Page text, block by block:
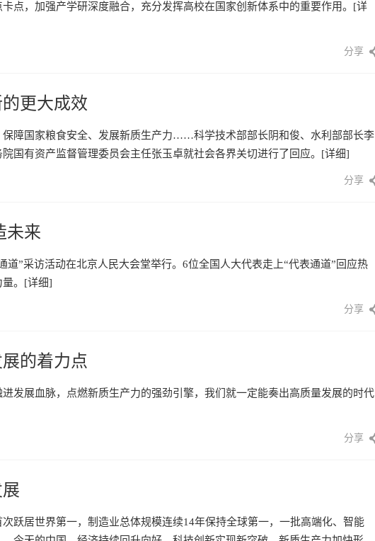
点，加强产学研深度融合，充分发挥高校在国家创新体系中的重要作用。 [详
分享
更大成效
障国家粮食安全、发展新质生产力……科学技术部部长阴和俊、水利部部长李
国有资产监督管理委员会主任张玉卓就社会各界关切进行了回应。 [详细]
分享
未来
道”采访活动在北京人民大会堂举行。6位全国人大代表走上“代表通道”回应热
。 [详细]
分享
的着力点
发展血脉，点燃新质生产力的强劲引擎，我们就一定能奏出高质量发展的时代
分享
跃居世界第一，制造业总体规模连续14年保持全球第一，一批高端化、智能